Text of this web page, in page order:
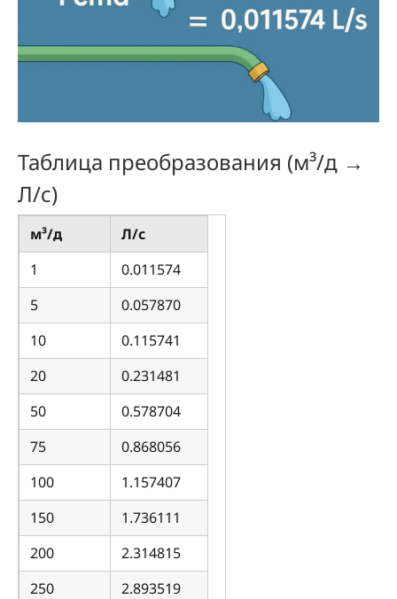
Таблица преобразования (м³/д →
Л/с)
м³/д
Л/с
1
0.011574
5
0.057870
10
0.115741
20
0.231481
50
0.578704
75
0.868056
100
1.157407
150
1.736111
200
2.314815
250
2.893519